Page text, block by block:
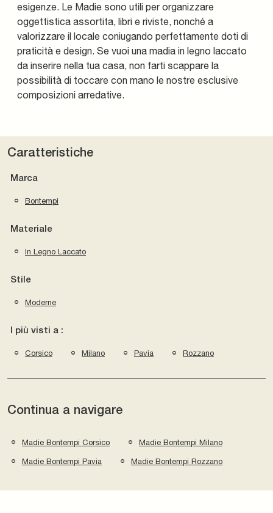
esigenze. Le Madie sono utili per organizzare
oggettistica assortita, libri e riviste, nonché a
valorizzare il locale coniugando perfettamente doti di
praticità e design. Se vuoi una madia in legno laccato
da inserire nella tua casa, non farti scappare la
possibilità di toccare con mano le nostre esclusive
composizioni arredative.
Caratteristiche
Marca
Bontempi
Materiale
In Legno Laccato
Stile
Moderne
I più visti a :
Corsico Milano Pavia Rozzano
Continua a navigare
Madie Bontempi Corsico Madie Bontempi Milano
Madie Bontempi Pavia Madie Bontempi Rozzano